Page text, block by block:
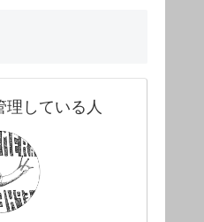
理している人